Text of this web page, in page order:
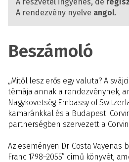
A rendezvény nyelve angol.
Beszámoló
„Mitől lesz erős egy valuta? A
témája annak a rendezvénynek,
Nagykövetség Embassy of
kamaránkkal és a Budapesti
partnerségben szervezett a
Az eseményen Dr. Costa Vayenas
Franc 1798–2055” című könyvét,